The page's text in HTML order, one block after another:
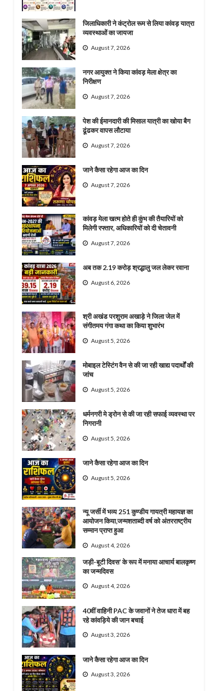
जिलाधिकारी ने कंट्रोल रूम से लिया कांवड़ यात्रा
व्यवस्थाओं का जायजा
August 7, 2026
नगर आयुक्त ने किया कांवड़ मेला क्षेत्र का
निरीक्षण
August 7, 2026
पेश की ईमानदारी की मिसाल यात्री का खोया बैग
ढूंढकर वापस लौटाया
August 7, 2026
जाने कैसा रहेगा आज का दिन
August 7, 2026
कांवड़ मेला खत्म होते ही कुंभ की तैयारियों को
मिलेगी रफ्तार, अधिकारियों को दी चेतावनी
August 7, 2026
अब तक 2.19 करोड़ श्रद्धालु जल लेकर रवाना
August 6, 2026
श्री अखंड परशुराम अखाड़े ने जिला जेल में
संगीतमय गंगा कथा का किया शुभारंभ
August 5, 2026
मोबाइल टेस्टिंग वैन से की जा रही खाद्य पदार्थों की
जांच
August 5, 2026
धर्मनगरी मे ड्रोन से की जा रही सफाई व्यवस्था पर
निगरानी
August 5, 2026
जाने कैसा रहेगा आज का दिन
August 5, 2026
न्यू जर्सी में भव्य 251 कुण्डीय गायत्री महायज्ञ का
आयोजन किया,जन्मशताब्दी वर्ष को अंतरराष्ट्रीय
सम्मान प्राप्त हुआ
August 4, 2026
जड़ी-बूटी दिवस’ के रूप में मनाया आचार्य बालकृष्ण
का जन्मदिवस
August 4, 2026
40वीं वाहिनी PAC के जवानों ने तेज धारा में बह
रहे कांवड़िये की जान बचाई
August 3, 2026
जाने कैसा रहेगा आज का दिन
August 3, 2026